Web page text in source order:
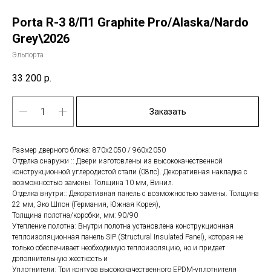
Porta R-3 8/П1 Graphite Pro/Alaska/Nardo
Grey\2026
Эльпорта
33 200 р.
Заказать
Размер дверного блока: 870х2050 / 960х2050
Отделка снаружи :: Двери изготовлены из высококачественной
конструкционной углеродистой стали (08пс). Декоративная накладка с
возможностью замены. Толщина 10 мм, Винил.
Отделка внутри:: Декоративная панель с возможностью замены. Толщина
22 мм, Эко Шпон (Германия, Южная Корея),
Толщина полотна/коробки, мм: 90/90
Утепление полотна: Внутри полотна установлена конструкционная
теплоизоляционная панель SIP (Structural Insulated Panel), которая не
только обеспечивает необходимую теплоизоляцию, но и придает
дополнительную жесткость и
Уплотнители: Три контура высококачественного EPDM-уплотнителя